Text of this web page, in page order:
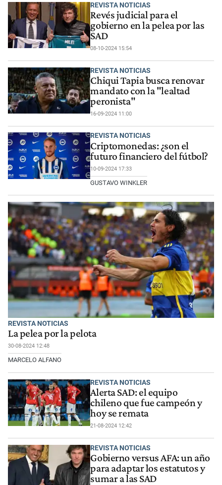
REVISTA NOTICIAS
Revés judicial para el
gobierno en la pelea por las
SAD
08-10-2024 15:54
REVISTA NOTICIAS
Chiqui Tapia busca renovar
mandato con la "lealtad
peronista"
16-09-2024 11:00
REVISTA NOTICIAS
Criptomonedas: ¿son el
futuro financiero del fútbol?
10-09-2024 17:33
GUSTAVO WINKLER
REVISTA NOTICIAS
La pelea por la pelota
30-08-2024 12:48
MARCELO ALFANO
REVISTA NOTICIAS
Alerta SAD: el equipo
chileno que fue campeón y
hoy se remata
21-08-2024 12:42
REVISTA NOTICIAS
Gobierno versus AFA: un año
para adaptar los estatutos y
sumar a las SAD